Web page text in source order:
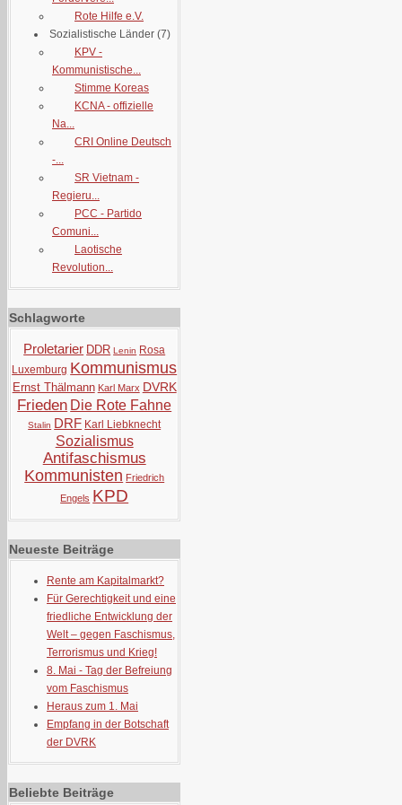
Rote Hilfe e.V.
Sozialistische Länder (7)
KPV -
Kommunistische...
Stimme Koreas
KCNA - offizielle
Na...
CRI Online Deutsch
-...
SR Vietnam -
Regieru...
PCC - Partido
Comuni...
Laotische
Revolution...
Schlagworte
Proletarier DDR Lenin Rosa
Luxemburg Kommunismus
Ernst Thälmann Karl Marx DVRK
Frieden Die Rote Fahne
Stalin DRF Karl Liebknecht
Sozialismus
Antifaschismus
Kommunisten Friedrich
Engels KPD
Neueste Beiträge
Rente am Kapitalmarkt?
Für Gerechtigkeit und eine
friedliche Entwicklung der
Welt – gegen Faschismus,
Terrorismus und Krieg!
8. Mai - Tag der Befreiung
vom Faschismus
Heraus zum 1. Mai
Empfang in der Botschaft
der DVRK
Beliebte Beiträge